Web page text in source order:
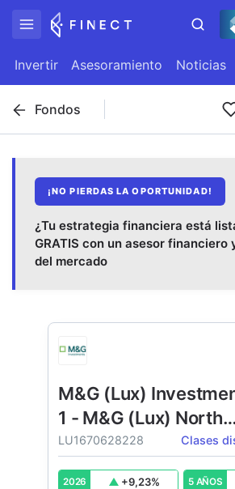
Invertir Asesoramiento Noticias
Fondos
¡NO PIERDAS LA OPORTUNIDAD!
¿Tu estrategia financiera está
GRATIS con un asesor financiero
del mercado
M&G (Lux)
1 - M&G (Lux) North
American Dividend
LU1670628228 Clases
2026 +9,23% 5 AÑOS